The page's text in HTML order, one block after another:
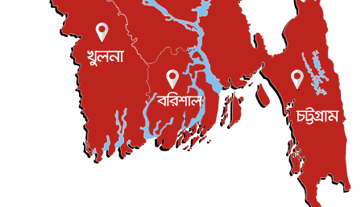
জুলাই গণ-অভ্যুত্থান দিবস আজ, স্মরণে দেশজুড়ে কর্মসূচি
জাতীয় ৫ আগস্ট, ২০২৬
জনগণ পরিবর্তন চেয়েছে বলেই জুলাই আন্দোলন সফল :
৫ আগস্ট, ২০২৬
বেনজীর আহমেদের সঙ্গে পরীমনির ঘনিষ্ঠ সম্পর্ক ছিল : নাসির
মাহম...
জাতীয় ৫ আগস্ট, ২০২৬
হরমুজ নিয়ে ইরান-মার্কিন চুক্তি হতে পারে আজ : মার্কিন অর্থমন...
৫ আগস্ট, ২০২৬